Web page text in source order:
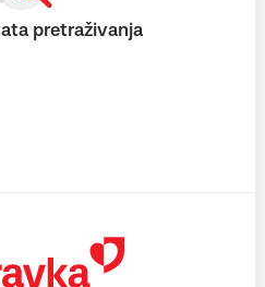
pretraživanja